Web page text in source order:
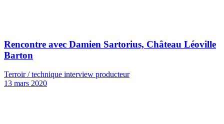
Rencontre avec Damien Sartorius, Château Léoville
Barton
Terroir / technique interview producteur
13 mars 2020